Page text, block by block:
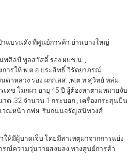
แบรนดัง ที่ศูนย์การค้า ย่านบางใหญ่
ศิลป์ พูลสวัสดิ์ รอง ผบช.น. ,
การให้ พ.ต.อ.ประสิทธิ์ วิรัตยาภรณ์
าหลวง รอง ผกก.สส. ,พ.ต.ท.สุวิทย์ หล่ม
ดช โมกผา อายุ 45 ปี ผู้ต้องหาตามหมายจับ
.32 จำนวน 1 กระบอก , เครื่องกระสุนปืน
วณหน้า กฟผ. ริมถนนจรัญสนิทวงศ์
ห้มีผู้บาดเจ็บ โดยมีสาเหตุมาจากการแย่ง
ณ์ความวุ่นวายสงบลง ทางศูนย์การค้า